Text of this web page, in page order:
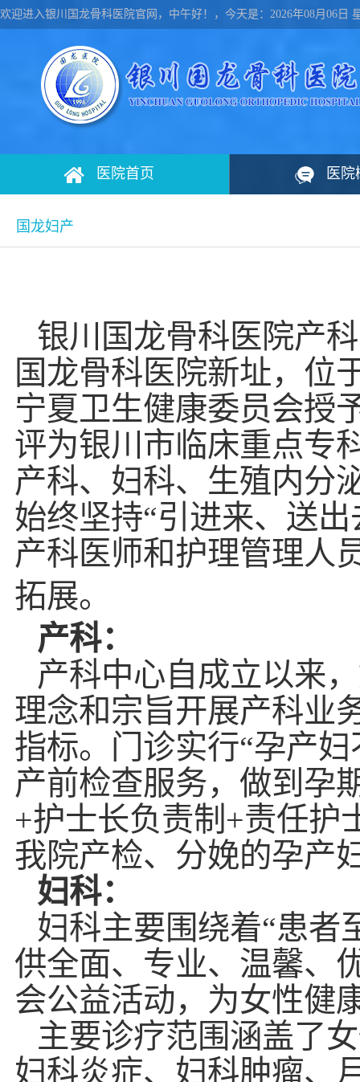
欢迎进入银川国龙骨科医院官网， 中午好！， 今天是： 2026年08月 06 日
医院首页 医院
国龙妇产
银川国龙骨科医院产
国龙骨科医院新址，位
宁夏卫生健康委员会授
评为银川市临床重点专
产科、妇科、生殖内分
始终坚持“引进来、送
产科医师和护理管理人
拓展。
产科：
产科中心自成立以来
理念和宗旨开展产科业
指标。门诊实行“孕产
产前检查服务，做到孕
+护士长负责制+责任护
我院产检、分娩的孕产
妇科：
妇科主要围绕着“患者
供全面、专业、温馨、
会公益活动，为女性健
主要诊疗范围涵盖了
妇科炎症、妇科肿瘤、